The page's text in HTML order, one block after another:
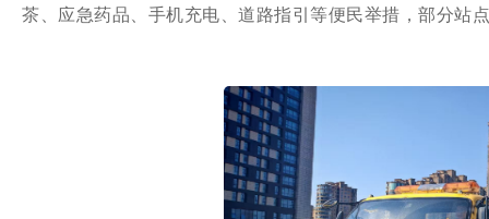
茶、应急药品、手机充电、道路指引等便民举措，部分站